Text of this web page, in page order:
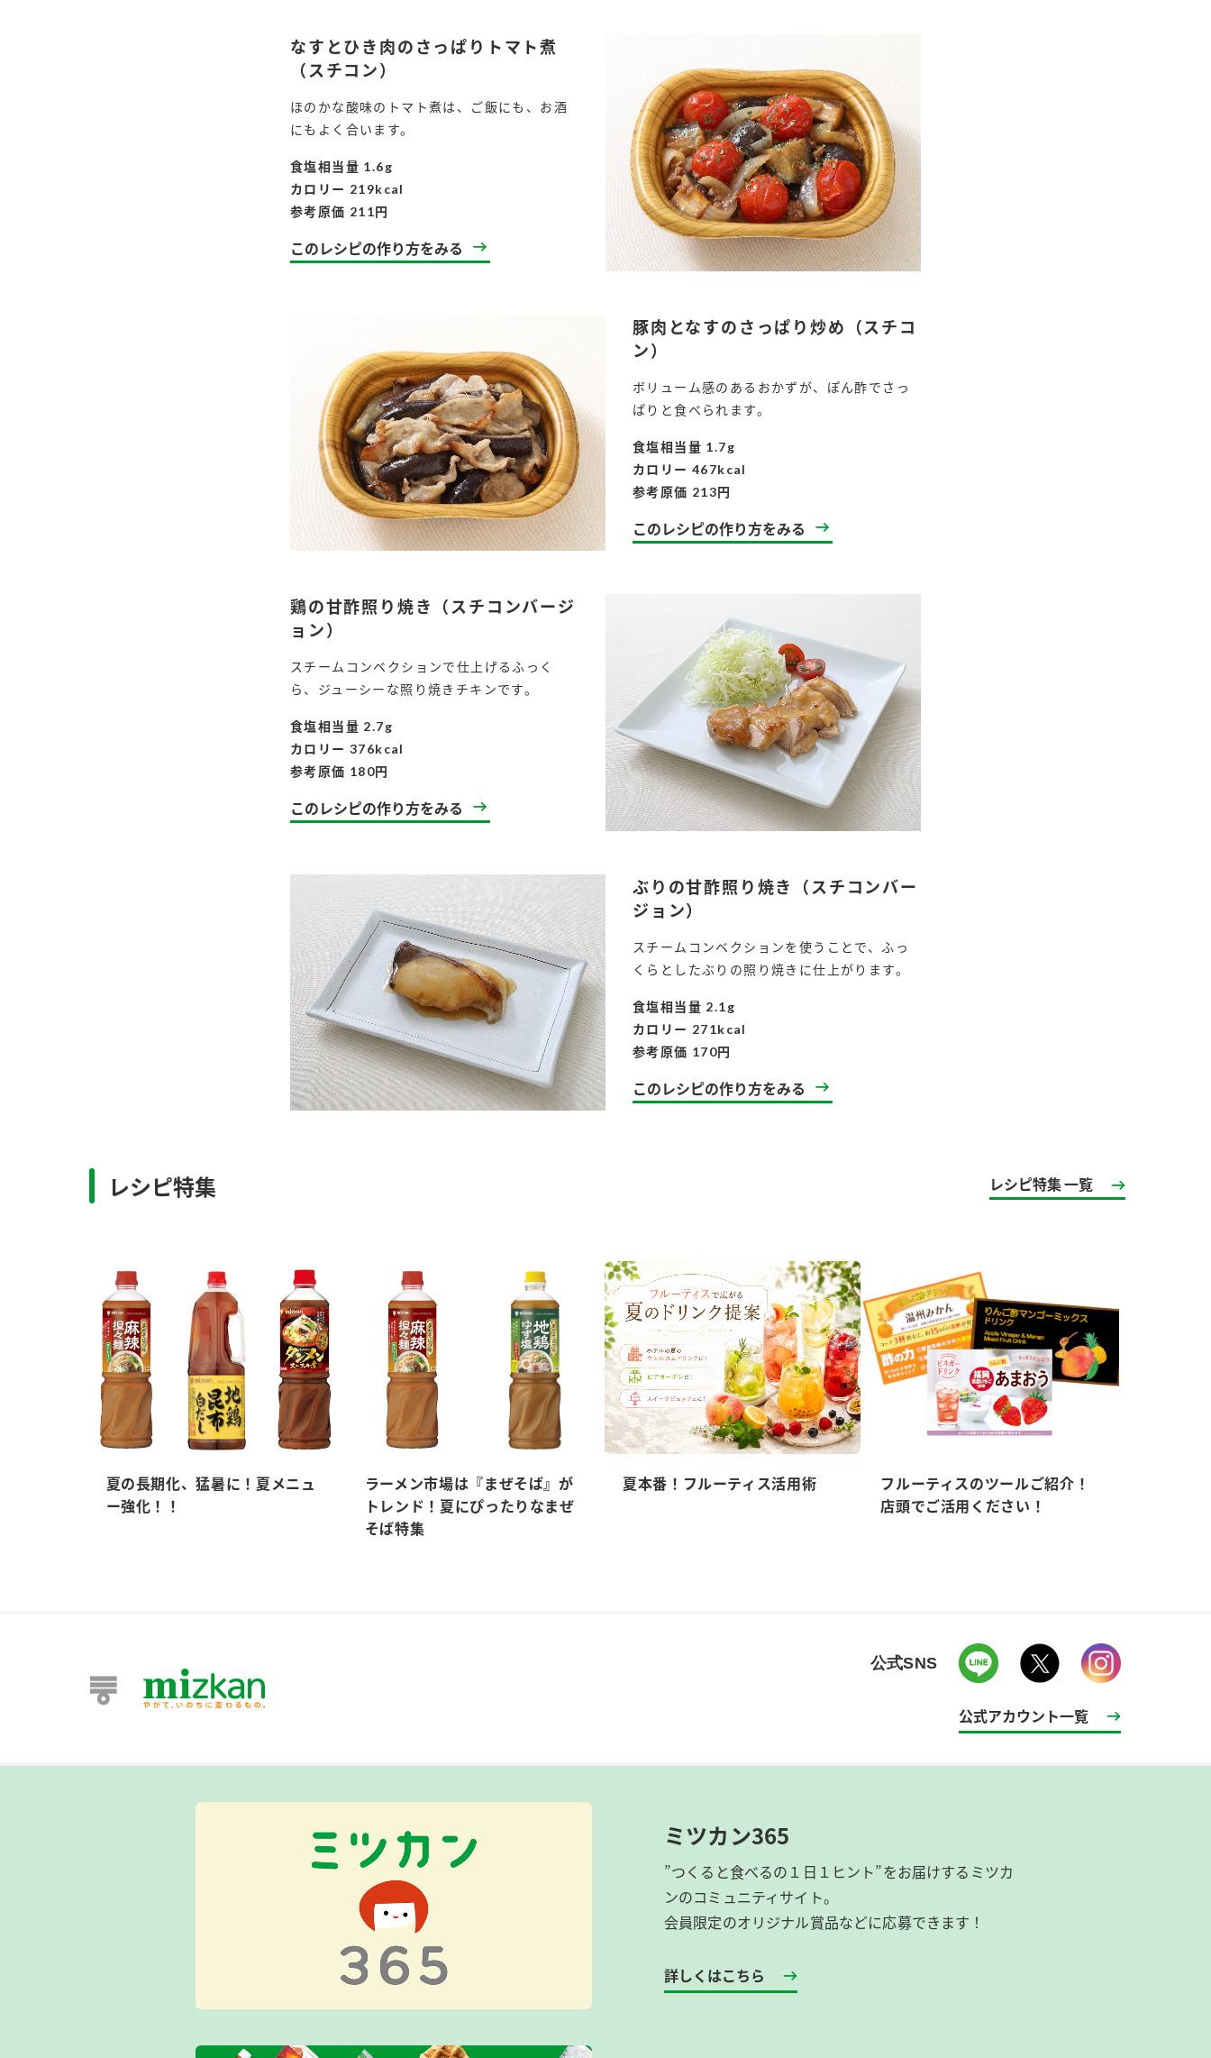
なすとひき肉のさっぱりトマト煮
（スチコン）
ほのかな酸味のトマト煮は、ご飯にも、お酒
にもよく合います。
食塩相当量 1.6g
カロリー 219kcal
参考原価 211円
このレシピの作り方をみる
豚肉となすのさっぱり炒め（スチコ
ン）
ボリューム感のあるおかずが、ぽん酢でさっ
ぱりと食べられます。
食塩相当量 1.7g
カロリー 467kcal
参考原価 213円
このレシピの作り方をみる
鶏の甘酢照り焼き（スチコンバージ
ョン）
スチームコンベクションで仕上げるふっく
ら、ジューシーな照り焼きチキンです。
食塩相当量 2.7g
カロリー 376kcal
参考原価 180円
このレシピの作り方をみる
ぶりの甘酢照り焼き（スチコンバー
ジョン）
スチームコンベクションを使うことで、ふっ
くらとしたぶりの照り焼きに仕上がります。
食塩相当量 2.1g
カロリー 271kcal
参考原価 170円
このレシピの作り方をみる
レシピ特集 レシピ特集 一覧
夏の長期化、猛暑に！夏メニュ
ー強化！！
ラーメン市場は『まぜそば』が
トレンド！夏にぴったりなまぜ
そば特集
夏本番！フルーティス活用術
フルーティスのツールご紹介！
店頭でご活用ください！
公式SNS
公式アカウント一覧
ミツカン365
”つくると食べるの１日１ヒント”をお届けするミツカ
ンのコミュニティサイト。
会員限定のオリジナル賞品などに応募できます！
詳しくはこちら